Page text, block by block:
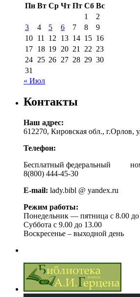
Пн Вт Ср Чт Пт Сб Вс
1
2
3
4 5 6 7 8
9
10 11 12 13 14 15 16
17 18 19 20 21 22 23
24 25 26 27 28 29 30
31
« Июл
Контакты
Наш адрес:
612270, Кировская обл., г.Орлов,
Телефон:
Бесплатный федеральный
8(800) 444-45-30
E-mail: lady.bibl @ yandex.ru
Режим работы:
Понедельник — пятница с 8.00 до
Суббота с 9.00 до 13.00
Воскресенье – выходной день